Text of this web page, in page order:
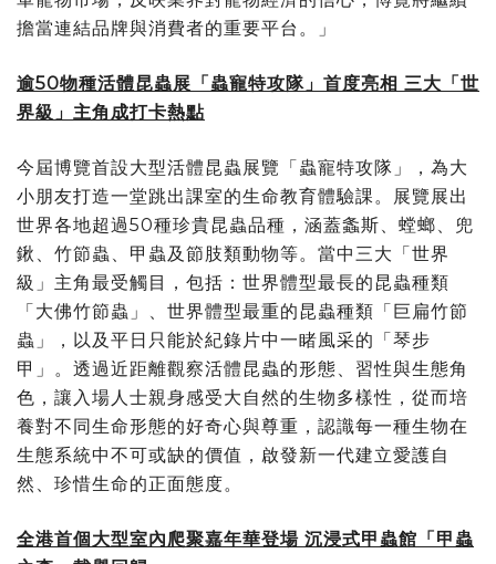
擔當連結品牌與消費者的重要平台。」
逾50物種活體昆蟲展「蟲寵特攻隊」首度亮相 三大「世
界級」主角成打卡熱點
今屆博覽首設大型活體昆蟲展覽「蟲寵特攻隊」，為大
小朋友打造一堂跳出課室的生命教育體驗課。展覽展出
世界各地超過50種珍貴昆蟲品種，涵蓋螽斯、螳螂、兜
鍬、竹節蟲、甲蟲及節肢類動物等。當中三大「世界
級」主角最受觸目，包括：世界體型最長的昆蟲種類
「大佛竹節蟲」、世界體型最重的昆蟲種類「巨扁竹節
蟲」，以及平日只能於紀錄片中一睹風采的「琴步
甲」。透過近距離觀察活體昆蟲的形態、習性與生態角
色，讓入場人士親身感受大自然的生物多樣性，從而培
養對不同生命形態的好奇心與尊重，認識每一種生物在
生態系統中不可或缺的價值，啟發新一代建立愛護自
然、珍惜生命的正面態度。
全港首個大型室內爬聚嘉年華登場 沉浸式甲蟲館「甲蟲